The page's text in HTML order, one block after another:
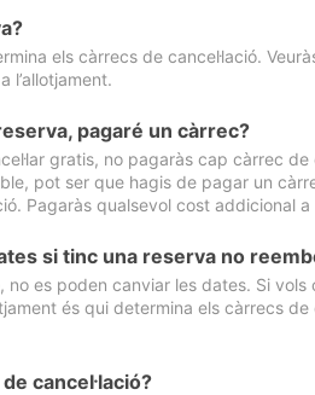
els càrrecs de cancel·lació.
l’allotjament.
pagaré un càrrec?
gratis, no pagaràs cap càrrec
pot ser que hagis de pagar un
Pagaràs qualsevol cost addicional a
si tinc una reserva no
no es poden canviar les dates. Si vols
és qui determina els càrrecs
cancel·lació?